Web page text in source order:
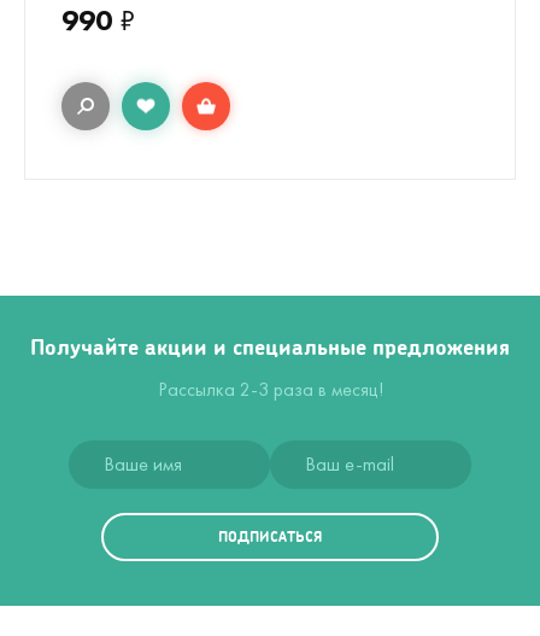
990 ₽
Получайте акции и специальные предложения
Рассылка 2-3 раза в месяц!
ПОДПИСАТЬСЯ